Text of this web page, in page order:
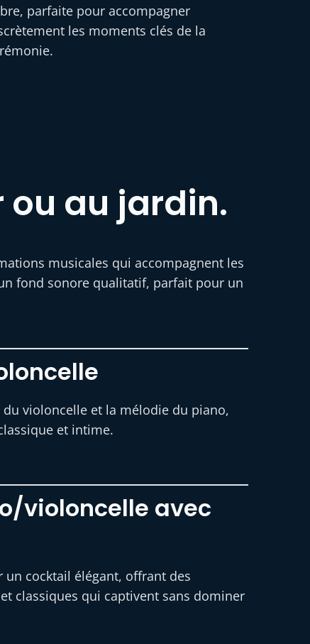
parfaite pour accompagner
les moments clés de la
au jardin.
musicales qui accompagnent les
fond sonore qualitatif, parfait pour un
violoncelle et la mélodie du piano,
et intime.
violoncelle avec
cocktail élégant, offrant des
classiques qui captivent sans dominer